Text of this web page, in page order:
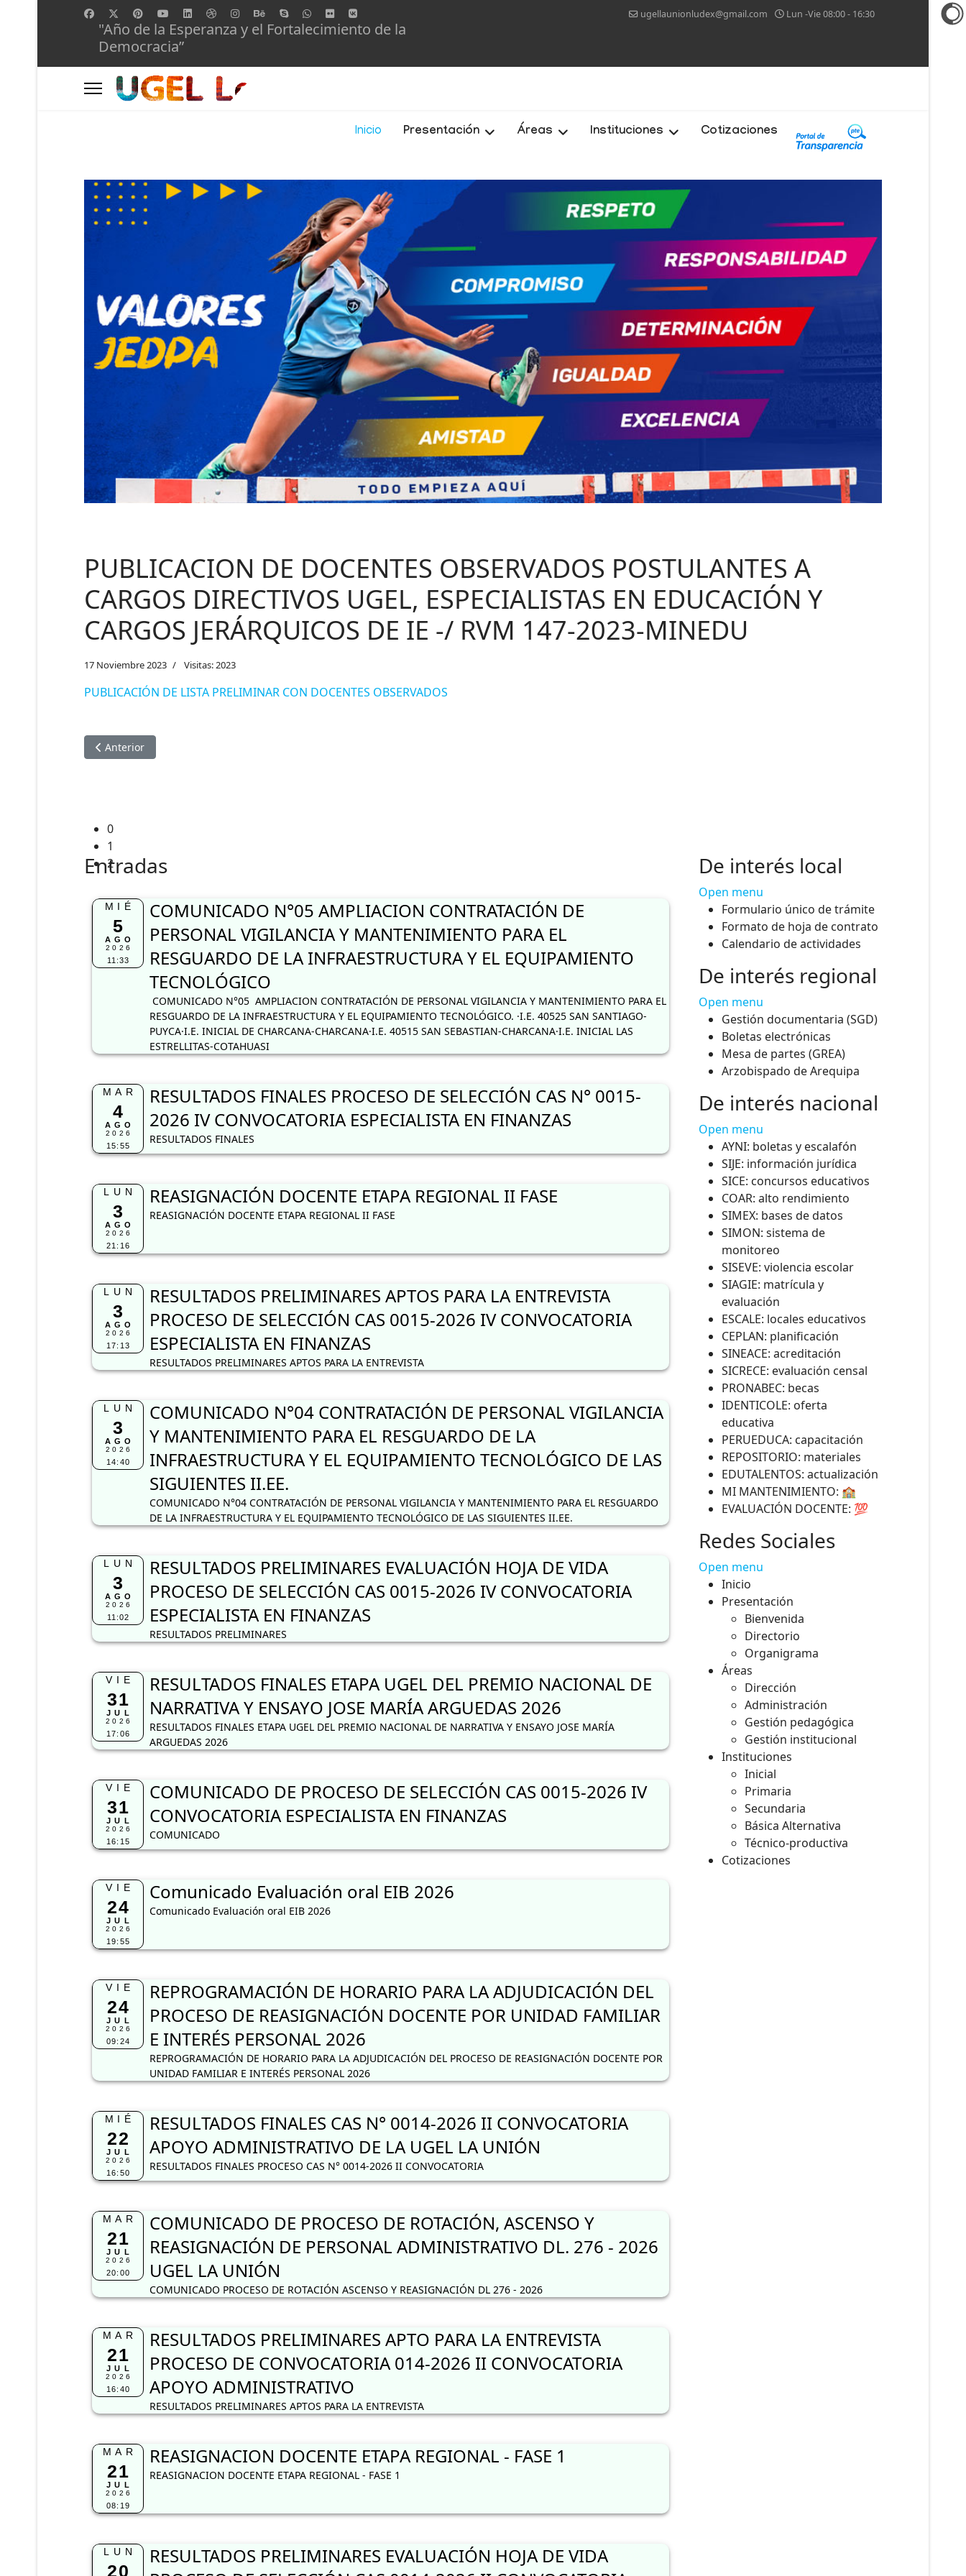
"Año de la Esperanza y el Fortalecimiento de la
Democracia”
ugellaunionludex@gmail.com Lun -Vie 08:00 - 16:30
Inicio Presentación Áreas Instituciones Cotizaciones
0
1
2
PUBLICACION DE DOCENTES OBSERVADOS POSTULANTES A
CARGOS DIRECTIVOS UGEL, ESPECIALISTAS EN EDUCACIÓN Y
CARGOS JERÁRQUICOS DE IE -/ RVM 147-2023-MINEDU
17 Noviembre 2023 Visitas: 2023
PUBLICACIÓN DE LISTA PRELIMINAR CON DOCENTES OBSERVADOS
Artículo anterior: COMUNICADO DEL PROCESO DE CONVOCATORIA DE CONTRATACIÓN DE PERSONAL SUJETO AL REGIMEN DEL DL. 276 UGEL LA UNION
Anterior
Entradas
MIÉ
5
AGO
2026
11:33
COMUNICADO N°05 AMPLIACION CONTRATACIÓN DE
PERSONAL VIGILANCIA Y MANTENIMIENTO PARA EL
RESGUARDO DE LA INFRAESTRUCTURA Y EL EQUIPAMIENTO
TECNOLÓGICO
COMUNICADO N°05 AMPLIACION CONTRATACIÓN DE PERSONAL VIGILANCIA Y MANTENIMIENTO PARA EL
RESGUARDO DE LA INFRAESTRUCTURA Y EL EQUIPAMIENTO TECNOLÓGICO. ·I.E. 40525 SAN SANTIAGO-
PUYCA·I.E. INICIAL DE CHARCANA-CHARCANA·I.E. 40515 SAN SEBASTIAN-CHARCANA·I.E. INICIAL LAS
ESTRELLITAS-COTAHUASI
MAR
4
AGO
2026
15:55
RESULTADOS FINALES PROCESO DE SELECCIÓN CAS N° 0015-
2026 IV CONVOCATORIA ESPECIALISTA EN FINANZAS
RESULTADOS FINALES
LUN
3
AGO
2026
21:16
REASIGNACIÓN DOCENTE ETAPA REGIONAL II FASE
REASIGNACIÓN DOCENTE ETAPA REGIONAL II FASE
LUN
3
AGO
2026
17:13
RESULTADOS PRELIMINARES APTOS PARA LA ENTREVISTA
PROCESO DE SELECCIÓN CAS 0015-2026 IV CONVOCATORIA
ESPECIALISTA EN FINANZAS
RESULTADOS PRELIMINARES APTOS PARA LA ENTREVISTA
LUN
3
AGO
2026
14:40
COMUNICADO N°04 CONTRATACIÓN DE PERSONAL VIGILANCIA
Y MANTENIMIENTO PARA EL RESGUARDO DE LA
INFRAESTRUCTURA Y EL EQUIPAMIENTO TECNOLÓGICO DE LAS
SIGUIENTES II.EE.
COMUNICADO N°04 CONTRATACIÓN DE PERSONAL VIGILANCIA Y MANTENIMIENTO PARA EL RESGUARDO
DE LA INFRAESTRUCTURA Y EL EQUIPAMIENTO TECNOLÓGICO DE LAS SIGUIENTES II.EE.
LUN
3
AGO
2026
11:02
RESULTADOS PRELIMINARES EVALUACIÓN HOJA DE VIDA
PROCESO DE SELECCIÓN CAS 0015-2026 IV CONVOCATORIA
ESPECIALISTA EN FINANZAS
RESULTADOS PRELIMINARES
VIE
31
JUL
2026
17:06
RESULTADOS FINALES ETAPA UGEL DEL PREMIO NACIONAL DE
NARRATIVA Y ENSAYO JOSE MARÍA ARGUEDAS 2026
RESULTADOS FINALES ETAPA UGEL DEL PREMIO NACIONAL DE NARRATIVA Y ENSAYO JOSE MARÍA
ARGUEDAS 2026
VIE
31
JUL
2026
16:15
COMUNICADO DE PROCESO DE SELECCIÓN CAS 0015-2026 IV
CONVOCATORIA ESPECIALISTA EN FINANZAS
COMUNICADO
VIE
24
JUL
2026
19:55
Comunicado Evaluación oral EIB 2026
Comunicado Evaluación oral EIB 2026
VIE
24
JUL
2026
09:24
REPROGRAMACIÓN DE HORARIO PARA LA ADJUDICACIÓN DEL
PROCESO DE REASIGNACIÓN DOCENTE POR UNIDAD FAMILIAR
E INTERÉS PERSONAL 2026
REPROGRAMACIÓN DE HORARIO PARA LA ADJUDICACIÓN DEL PROCESO DE REASIGNACIÓN DOCENTE POR
UNIDAD FAMILIAR E INTERÉS PERSONAL 2026
MIÉ
22
JUL
2026
16:50
RESULTADOS FINALES CAS N° 0014-2026 II CONVOCATORIA
APOYO ADMINISTRATIVO DE LA UGEL LA UNIÓN
RESULTADOS FINALES PROCESO CAS N° 0014-2026 II CONVOCATORIA
MAR
21
JUL
2026
20:00
COMUNICADO DE PROCESO DE ROTACIÓN, ASCENSO Y
REASIGNACIÓN DE PERSONAL ADMINISTRATIVO DL. 276 - 2026
UGEL LA UNIÓN
COMUNICADO PROCESO DE ROTACIÓN ASCENSO Y REASIGNACIÓN DL 276 - 2026
MAR
21
JUL
2026
16:40
RESULTADOS PRELIMINARES APTO PARA LA ENTREVISTA
PROCESO DE CONVOCATORIA 014-2026 II CONVOCATORIA
APOYO ADMINISTRATIVO
RESULTADOS PRELIMINARES APTOS PARA LA ENTREVISTA
MAR
21
JUL
2026
08:19
REASIGNACION DOCENTE ETAPA REGIONAL - FASE 1
REASIGNACION DOCENTE ETAPA REGIONAL - FASE 1
LUN
20
RESULTADOS PRELIMINARES EVALUACIÓN HOJA DE VIDA
De interés local
Open menu
Formulario único de trámite
Formato de hoja de contrato
Calendario de actividades
De interés regional
Open menu
Gestión documentaria (SGD)
Boletas electrónicas
Mesa de partes (GREA)
Arzobispado de Arequipa
De interés nacional
Open menu
AYNI: boletas y escalafón
SIJE: información jurídica
SICE: concursos educativos
COAR: alto rendimiento
SIMEX: bases de datos
SIMON: sistema de
monitoreo
SISEVE: violencia escolar
SIAGIE: matrícula y
evaluación
ESCALE: locales educativos
CEPLAN: planificación
SINEACE: acreditación
SICRECE: evaluación censal
PRONABEC: becas
IDENTICOLE: oferta
educativa
PERUEDUCA: capacitación
REPOSITORIO: materiales
EDUTALENTOS: actualización
MI MANTENIMIENTO: 🏫
EVALUACIÓN DOCENTE: 💯
Redes Sociales
Open menu
Inicio
Presentación
Bienvenida
Directorio
Organigrama
Áreas
Dirección
Administración
Gestión pedagógica
Gestión institucional
Instituciones
Inicial
Primaria
Secundaria
Básica Alternativa
Técnico-productiva
Cotizaciones